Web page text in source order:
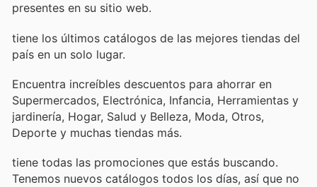
presentes en su sitio web.
tiene los últimos catálogos de las mejores tiendas del
país en un solo lugar.
Encuentra increíbles descuentos para ahorrar en
Supermercados, Electrónica, Infancia, Herramientas y
jardinería, Hogar, Salud y Belleza, Moda, Otros,
Deporte y muchas tiendas más.
tiene todas las promociones que estás buscando.
Tenemos nuevos catálogos todos los días, así que no